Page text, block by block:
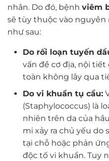
nhân. Do đó, bệnh viêm
sẽ tùy thuộc vào nguyên
như sau:
Do rối loạn tuyến
vấn đề cơ địa, nội
toàn không lây qua
Do vi khuẩn tụ cầu:
(Staphylococcus) là
nhiên trên da của
mi xảy ra chủ yếu do
tại chỗ hoặc phản
độc tố vi khuẩn. Tuy